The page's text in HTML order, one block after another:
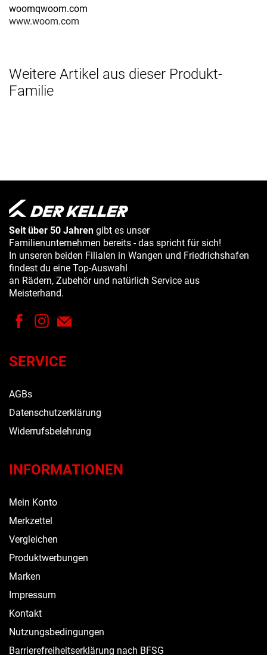
woomqwoom.com
www.woom.com
Weitere Artikel aus dieser Produkt-
Familie
Seit über 50 Jahren gibt es unser
Familienunternehmen bereits - das spricht für sich!
In unseren beiden Filialen in Wangen und Friedrichshafen
findest du eine Top-Auswahl
an Rädern, Zubehör und natürlich Service aus
Meisterhand.
SERVICE
AGBs
Datenschutzerklärung
Widerrufsbelehrung
INFORMATIONEN
Mein Konto
Merkzettel
Vergleichen
Produktwerbungen
Marken
Impressum
Kontakt
Nutzungsbedingungen
Barrierefreiheitserklärung nach BFSG